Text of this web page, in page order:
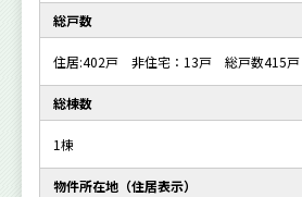
総戸数
住居:402戸 非住宅：13戸 総戸数415戸
総棟数
1棟
物件所在地（住居表示）